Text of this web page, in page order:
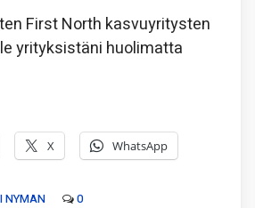
First North kasvuyritysten
yrityksistäni huolimatta
X WhatsApp
NYMAN 0